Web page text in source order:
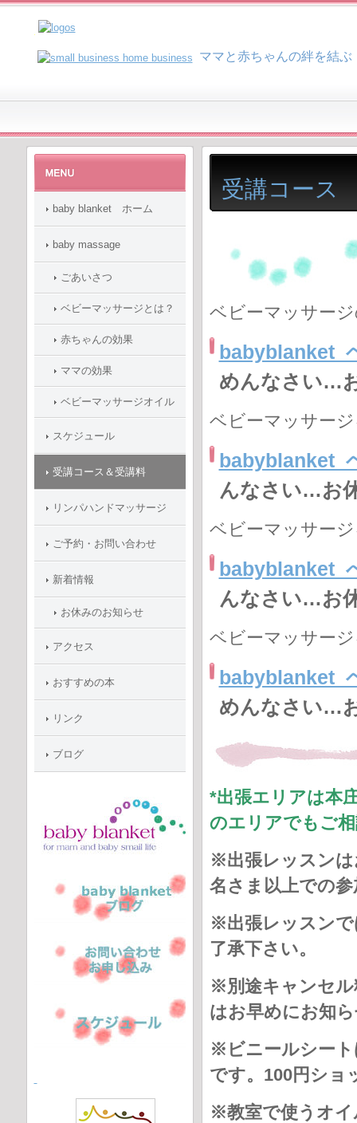
ママと赤ちゃんの絆を結
受講コー
ベビーマッサー
babyblanket
めんなさい…
ベビーマッサー
babyblanket
んなさい…お
ベビーマッサー
babyblanket
んなさい…お
ベビーマッサー
babyblanket
めんなさい…
*出張エリアは本
のエリアでもご
※出張レッスンは
名さま以上での
※出張レッスンで
了承下さい。
※別途キャンセル
はお早めにお知
※ビニールシー
です。100円ショ
※教室で使うオイ
baby blanket ホーム
baby massage
ごあいさつ
ベビーマッサージとは？
赤ちゃんの効果
ママの効果
ベビーマッサージオイル
スケジュール
受講コース＆受講料
リンパハンドマッサージ
ご予約・お問い合わせ
新着情報
お休みのお知らせ
アクセス
おすすめの本
リンク
ブログ